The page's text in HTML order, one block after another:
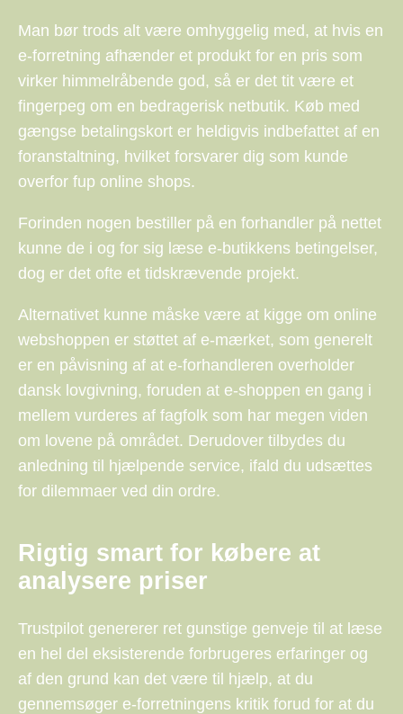
Man bør trods alt være omhyggelig med, at hvis en
e-forretning afhænder et produkt for en pris som
virker himmelråbende god, så er det tit være et
fingerpeg om en bedragerisk netbutik. Køb med
gængse betalingskort er heldigvis indbefattet af en
foranstaltning, hvilket forsvarer dig som kunde
overfor fup online shops.
Forinden nogen bestiller på en forhandler på nettet
kunne de i og for sig læse e-butikkens betingelser,
dog er det ofte et tidskrævende projekt.
Alternativet kunne måske være at kigge om online
webshoppen er støttet af e-mærket, som generelt
er en påvisning af at e-forhandleren overholder
dansk lovgivning, foruden at e-shoppen en gang i
mellem vurderes af fagfolk som har megen viden
om lovene på området. Derudover tilbydes du
anledning til hjælpende service, ifald du udsættes
for dilemmaer ved din ordre.
Rigtig smart for købere at
analysere priser
Trustpilot genererer ret gunstige genveje til at læse
en hel del eksisterende forbrugeres erfaringer og
af den grund kan det være til hjælp, at du
gennemsøger e-forretningens kritik forud for at du